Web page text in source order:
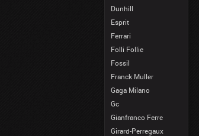
Dunhill
Esprit
Ferrari
Folli Follie
Fossil
Franck Muller
Gaga Milano
Gc
Gianfranco Ferre
Girard-Perregaux